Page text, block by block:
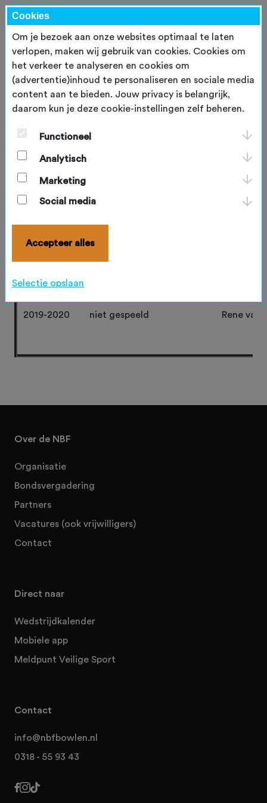
Kampioenenhistorie NK
Seizoen Heren
2024-2025 Richard
2021-2022 Geralda Markus- Koudijs
2020-2021
2019-2020 niet gespeeld Rene van
Over de NBF
Organisatie
Bondsvergadering
Partners
Vacatures (ook vrijwilligers)
Contact
Direct naar
Wedstrijdkalender
Mobiele app
Meldpunt Veilige Sport
Contact
info@nbfbowlen.nl
0318 - 55 93 43
Cookies
Om je bezoek aan onze websites optimaal te laten
verlopen, maken wij gebruik van cookies. Cookies om
het verkeer te analyseren en cookies om
(advertentie)inhoud te personaliseren en sociale media
content aan te bieden. Jouw privacy is belangrijk,
daarom kun je deze cookie-instellingen zelf beheren.
Functioneel
Analytisch
Marketing
Social media
Accepteer alles
Selectie opslaan